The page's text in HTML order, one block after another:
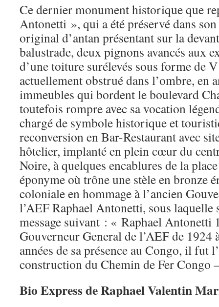
Ce dernier monument historique que
Antonetti », qui a été préservé dans
original d’antan présentant sur la
balustrade, deux pignons avancés aux
d’une toiture surélevés sous forme de
actuellement obstrué dans l’ombre, en
immeubles qui bordent le boulevard
toutefois rompre avec sa vocation
chargé de symbole historique et
reconversion en Bar-Restaurant avec
hôtelier, implanté en plein cœur du
Noire, à quelques encablures de la
éponyme où trône une stèle en bronze
coloniale en hommage à l’ancien
l’AEF Raphael Antonetti, sous
message suivant : « Raphael Antonetti
Gouverneur General de l’AEF de 1924
années de sa présence au Congo, il fut
construction du Chemin de Fer Congo
Bio Express de Raphael Valentin